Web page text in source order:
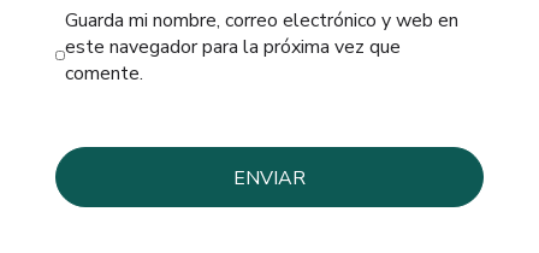
Guarda mi nombre, correo electrónico y web en
este navegador para la próxima vez que
comente.